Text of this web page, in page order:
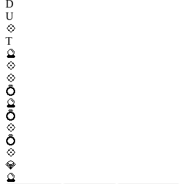
D
U
💠
T
🔮
💠
💠
💍
🔮
💍
💠
💍
💠
💎
🔮